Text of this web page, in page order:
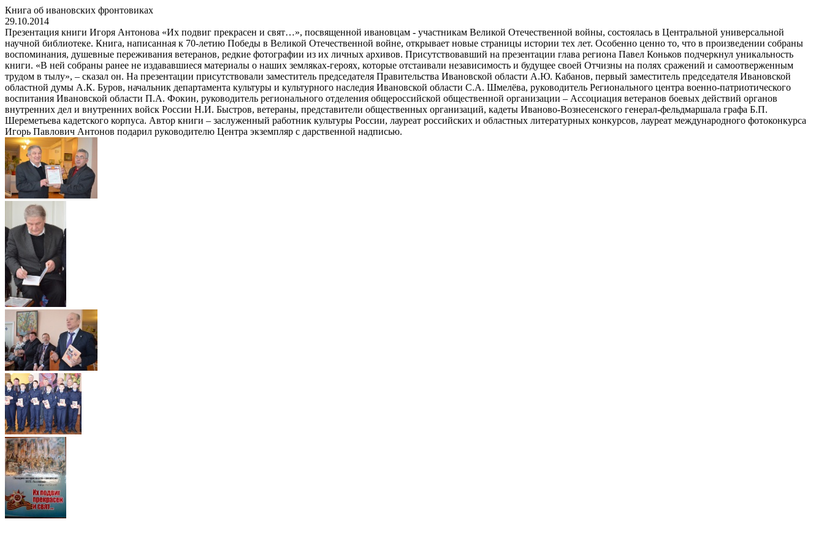
Книга об ивановских фронтовиках
29.10.2014
Презентация книги Игоря Антонова «Их подвиг прекрасен и свят…», посвященной ивановцам - участникам Великой Отечественной войны, состоялась в Центральной универсальной
научной библиотеке. Книга, написанная к 70-летию Победы в Великой Отечественной войне, открывает новые страницы истории тех лет. Особенно ценно то, что в произведении собраны
воспоминания, душевные переживания ветеранов, редкие фотографии из их личных архивов. Присутствовавший на презентации глава региона Павел Коньков подчеркнул уникальность
книги. «В ней собраны ранее не издававшиеся материалы о наших земляках-героях, которые отстаивали независимость и будущее своей Отчизны на полях сражений и самоотверженным
трудом в тылу», – сказал он. На презентации присутствовали заместитель председателя Правительства Ивановской области А.Ю. Кабанов, первый заместитель председателя Ивановской
областной думы А.К. Буров, начальник департамента культуры и культурного наследия Ивановской области С.А. Шмелёва, руководитель Регионального центра военно-патриотического
воспитания Ивановской области П.А. Фокин, руководитель регионального отделения общероссийской общественной организации – Ассоциация ветеранов боевых действий органов
внутренних дел и внутренних войск России Н.И. Быстров, ветераны, представители общественных организаций, кадеты Иваново-Вознесенского генерал-фельдмаршала графа Б.П.
Шереметьева кадетского корпуса. Автор книги – заслуженный работник культуры России, лауреат российских и областных литературных конкурсов, лауреат международного фотоконкурса
Игорь Павлович Антонов подарил руководителю Центра экземпляр с дарственной надписью.